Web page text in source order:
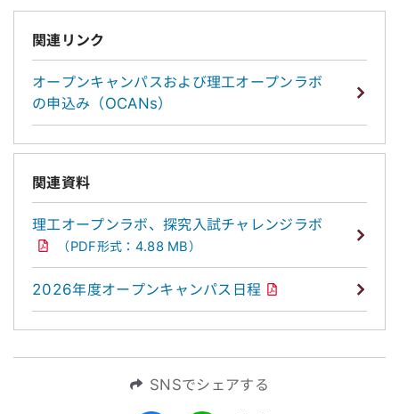
関連リンク
オープンキャンパスおよび理工オープンラボ
の申込み（OCANs）
関連資料
理工オープンラボ、探究入試チャレンジラボ
（PDF形式：4.88 MB）
2026年度オープンキャンパス日程
SNSでシェアする